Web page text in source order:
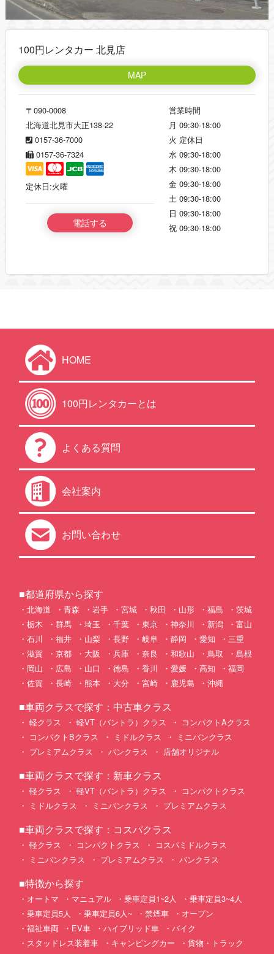
100円レンタカー 北見店
MAP
〒090-0008
北海道北見市大正138-22
0157-36-7000
0157-36-7324
定休日:火曜
電話する
営業時間
月 09:30-18:00
火 定休日
水 09:30-18:00
木 09:30-18:00
金 09:30-18:00
土 09:30-18:00
日 09:30-18:00
祝 09:30-18:00
HOME
100円レンタカーとは
よくある質問
会社案内
お問い合わせ
■都道府県から探す
北海道 青森 岩手 宮城 秋田 山形 福島
茨城
栃木
群馬 埼玉 千葉 東京 神奈川 新潟
富山
石川
福井 山梨 長野 岐阜 静岡 愛知
三重
滋賀
京都 大阪 兵庫 奈良 和歌山 鳥取
島根
岡山
広島 山口 徳島 香川 愛媛 高知
福岡
佐賀
長崎 熊本 大分 宮崎 鹿児島 沖縄
■車両クラスで探す：中古車クラス
軽クラス 軽VT（バントラ）クラス
コンパクトAクラス
コンパクトBクラス
ミドルクラス
ミニバンクラス
プレミアムクラス
バンクラス 店舗オリジナル
■車両クラスで探す：新車クラス
軽クラス 軽VT（バントラ）クラス
コンパクトクラス
ミドルクラス
ミニバンクラス プレミアムクラス
■車両クラスで探す：コスパクラス
軽クラス コンパクトクラス
コスパミドルクラス
ミニバンクラス
プレミアムクラス バンクラス
■特徴から探す
オートマ マニュアル 乗車定員1~2人
乗車定員3~4人
乗車定員5人
乗車定員6人~ 禁煙車
オープン
福祉車両
EV車 ハイブリッド車
バイク
スタッドレス装着車
キャンピングカー
貨物・トラック